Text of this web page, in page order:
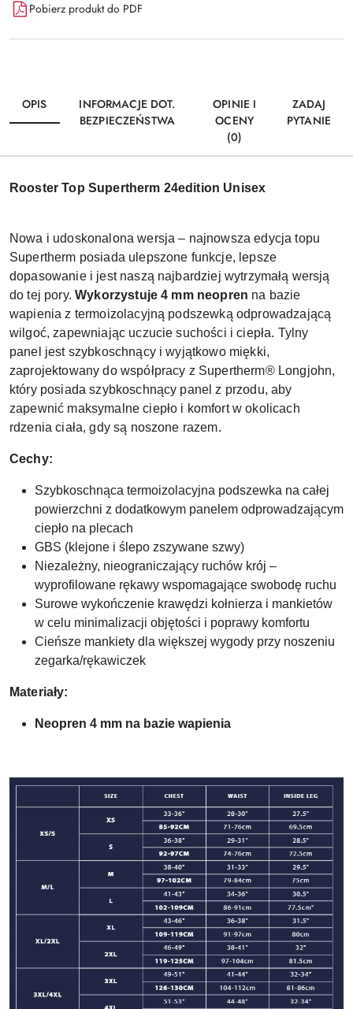
Pobierz produkt do PDF
OPIS
INFORMACJE DOT.
BEZPIECZEŃSTWA
OPINIE I
OCENY
(0)
ZADAJ
PYTANIE
Rooster Top Supertherm 24edition Unisex
Nowa i udoskonalona wersja – najnowsza edycja topu
Supertherm posiada ulepszone funkcje, lepsze
dopasowanie i jest naszą najbardziej wytrzymałą wersją
do tej pory.Wykorzystuje 4 mm neopren na bazie
wapienia z termoizolacyjną podszewką odprowadzającą
wilgoć, zapewniając uczucie suchości i ciepła. Tylny
panel jest szybkoschnący i wyjątkowo miękki,
zaprojektowany do współpracy z Supertherm® Longjohn,
który posiada szybkoschnący panel z przodu, aby
zapewnić maksymalne ciepło i komfort w okolicach
rdzenia ciała, gdy są noszone razem.
Cechy:
Szybkoschnąca termoizolacyjna podszewka na całej
powierzchni z dodatkowym panelem odprowadzającym
ciepło na plecach
GBS (klejone i ślepo zszywane szwy)
Niezależny, nieograniczający ruchów krój –
wyprofilowane rękawy wspomagające swobodę ruchu
Surowe wykończenie krawędzi kołnierza i mankietów
w celu minimalizacji objętości i poprawy komfortu
Cieńsze mankiety dla większej wygody przy noszeniu
zegarka/rękawiczek
Materiały:
Neopren 4 mm na bazie wapienia